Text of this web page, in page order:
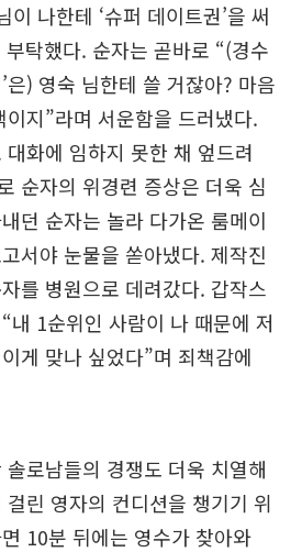
나한테 ‘슈퍼 데이트권’을 써
탁했다. 순자는 곧바로 “(경수
은) 영숙 님한테 쓸 거잖아? 마음
지”라며 서운함을 드러냈다.
화에 임하지 못한 채 엎드려
순자의 위경련 증상은 더욱 심
던 순자는 놀라 다가온 룸메이
서야 눈물을 쏟아냈다. 제작진
를 병원으로 데려갔다. 갑작스
내 1순위인 사람이 나 때문에 저
게 맞나 싶었다”며 죄책감에
로남들의 경쟁도 더욱 치열해
린 영자의 컨디션을 챙기기 위
10분 뒤에는 영수가 찾아와